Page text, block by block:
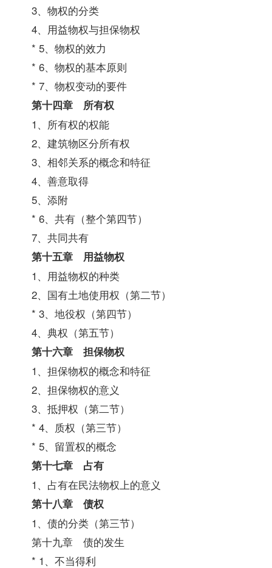
3、物权的分类
4、用益物权与担保物权
* 5、物权的效力
* 6、物权的基本原则
* 7、物权变动的要件
第十四章 所有权
1、所有权的权能
2、建筑物区分所有权
3、相邻关系的概念和特征
4、善意取得
5、添附
* 6、共有（整个第四节）
7、共同共有
第十五章 用益物权
1、用益物权的种类
2、国有土地使用权（第二节）
* 3、地役权（第四节）
4、典权（第五节）
第十六章 担保物权
1、担保物权的概念和特征
2、担保物权的意义
3、抵押权（第二节）
* 4、质权（第三节）
* 5、留置权的概念
第十七章 占有
1、占有在民法物权上的意义
第十八章 债权
1、债的分类（第三节）
第十九章 债的发生
* 1、不当得利